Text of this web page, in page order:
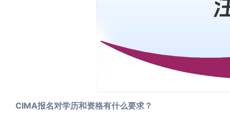
CIMA报名对学历和资格有什么要求？